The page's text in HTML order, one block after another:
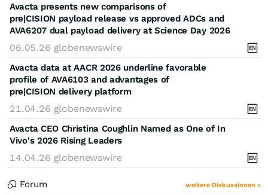
Avacta presents new comparisons of
pre|CISION payload release vs approved ADCs and
AVA6207 dual payload delivery at Science Day 2026
06.05.26 globenewswire
Avacta data at AACR 2026 underline favorable
profile of AVA6103 and advantages of
pre|CISION delivery platform
21.04.26 globenewswire
Avacta CEO Christina Coughlin Named as One of In
Vivo's 2026 Rising Leaders
14.04.26 globenewswire
Forum weitere Diskussionen »